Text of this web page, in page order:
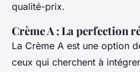
qualité-prix.
Crème A : La perfection
La Crème A est une option
ceux qui cherchent à